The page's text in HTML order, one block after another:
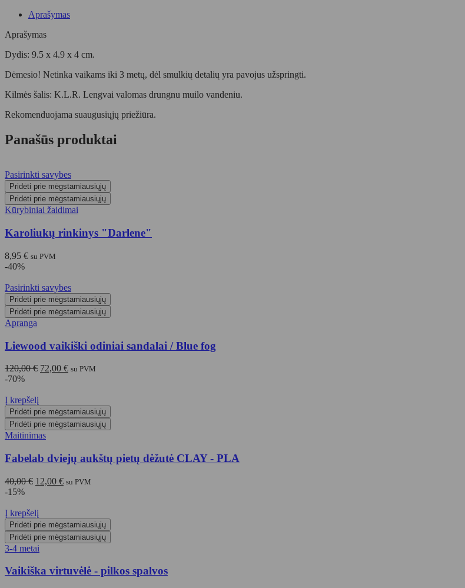
Aprašymas
Aprašymas
Dydis: 9.5 x 4.9 x 4 cm.
Dėmesio! Netinka vaikams iki 3 metų, dėl smulkių detalių yra pavojus užspringti.
Kilmės šalis: K.L.R. Lengvai valomas drungnu muilo vandeniu.
Rekomenduojama suaugusiųjų priežiūra.
Panašūs produktai
Pasirinkti savybes
Pridėti prie mėgstamiausiųjų
Pridėti prie mėgstamiausiųjų
Kūrybiniai žaidimai
Karoliukų rinkinys "Darlene"
8,95 € su PVM
-40%
Pasirinkti savybes
Pridėti prie mėgstamiausiųjų
Pridėti prie mėgstamiausiųjų
Apranga
Liewood vaikiški odiniai sandalai / Blue fog
120,00€ Original
72,00 €Current
su PVM
-70%
Į krepšelį
Pridėti prie mėgstamiausiųjų
Pridėti prie mėgstamiausiųjų
Maitinimas
Fabelab dviejų aukštų pietų dėžutė CLAY - PLA
40,00€ Original
40,00 €.
12,00 €Current
su PVM
-15%
Į krepšelį
Pridėti prie mėgstamiausiųjų
Pridėti prie mėgstamiausiųjų
3-4 metai
Vaikiška virtuvėlė - pilkos spalvos